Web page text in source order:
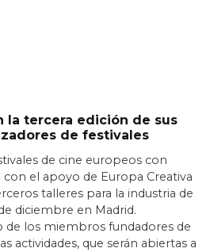
la tercera edición de sus
de festivales
de cine europeos con
con el apoyo de Europa Creativa
talleres para la industria de
diciembre en Madrid.
de los miembros fundadores de
actividades, que serán abiertas a